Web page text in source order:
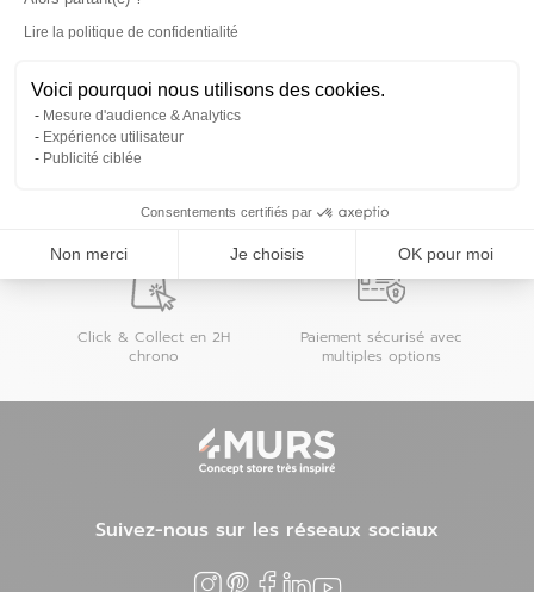
Lire la politique de confidentialité
Voici pourquoi nous utilisons des cookies.
Mesure d'audience & Analytics
Expérience utilisateur
Publicité ciblée
Consentements certifiés par
Non merci Je choisis OK pour moi
Axeptio consent
Trouver un magasin 4MURS
Ploemeur
Powered by
Retours gratuits en
Livraison gratuite dès
produits XXL)
Click & Collect en 2H
chrono
Paiement sécurisé avec
multiples options
Suivez-nous sur les réseaux sociaux